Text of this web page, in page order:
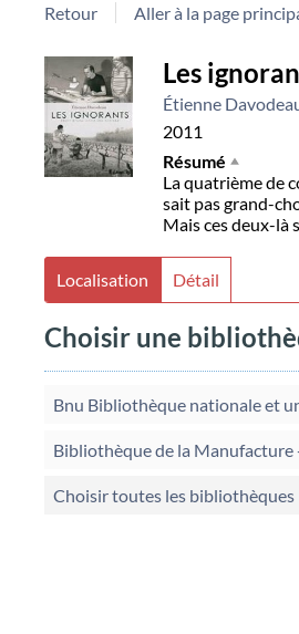
Retour Aller à la page
Détail
document
Les
Étienne
2011
Résumé
La quatrième de
sait pas grand-
Mais ces deux-là
Localisation Détail
Choisir une
Bnu Bibliothèque nationale et
Bibliothèque de la Manufacture
Choisir toutes les bibliothèques